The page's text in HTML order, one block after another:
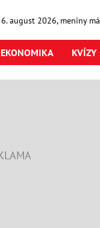
6. august2026, meniny má
EKONOMIKA KVÍZY